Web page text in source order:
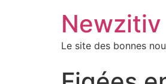
Newzitiv
Le site des bonnes